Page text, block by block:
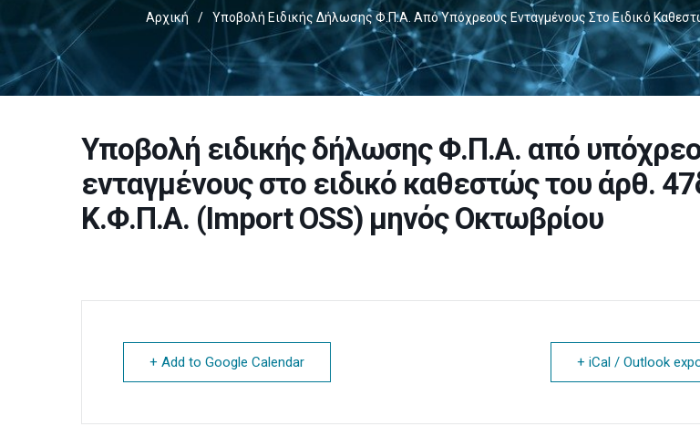
Αρχική / Υποβολή Ειδικής Δήλωσης Φ.Π.Α. Από Υπόχρεους Ενταγμένους Στο Ειδικό
Υποβολή ειδικής δήλωσης Φ.Π.Α. από
ενταγμένους στο ειδικό καθεστώς του άρθ.
Κ.Φ.Π.Α. (Import OSS) μηνός Οκτωβρίου
+ Add to Google Calendar + iCal / Outlook